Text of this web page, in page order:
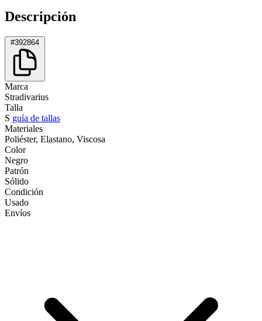
Descripción
#392864
Marca
Stradivarius
Talla
S guía de tallas
Materiales
Poliéster, Elastano, Viscosa
Color
Negro
Patrón
Sólido
Condición
Usado
Envíos